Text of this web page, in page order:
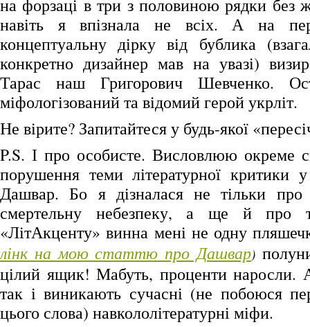
на форзаці в три з половиною рядки без
навіть я впізнала не всіх. А на
концептуальну дірку від бублика
конкретно дизайнер мав на увазі)
Тарас наш Григорович Шевченко.
міфологізований та відомий герой укрліт.
Не вірите? Запитайтеся у будь-якої
P.S. І про особисте. Висловлюю окреме
порушення теми літературної критики
Дашвар. Бо я дізналася не тільки
смертельну небезпеку, а ще й про
«ЛітАкценту» винна мені не одну
лінк на мою статтю про Дашвар)
цілий ящик! Мабуть, проценти наросли.
так і виникають сучасні (не побоюся
цього слова) навкололітературні міфи.